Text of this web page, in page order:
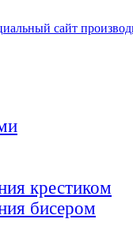
сайт
крестиком
бисером